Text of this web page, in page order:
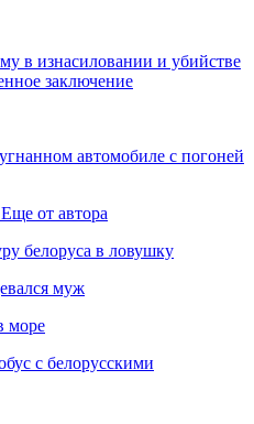
в изнасиловании и убийстве
заключение
автомобиле с погоней
Еще от автора
белоруса в ловушку
муж
море
с белорусскими